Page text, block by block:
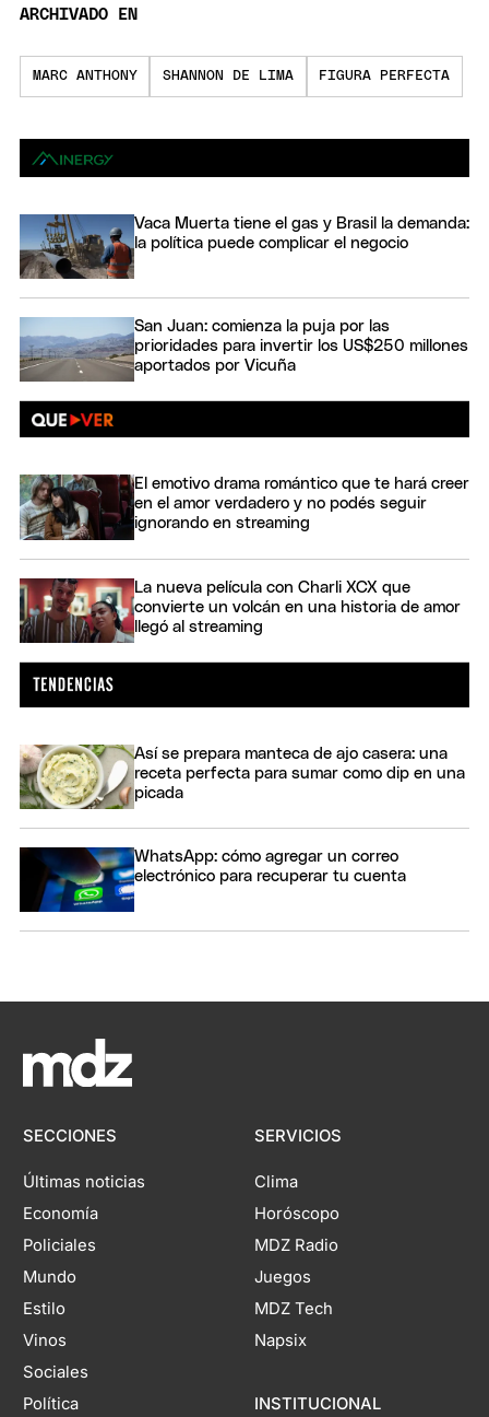
ARCHIVADO EN
MARC ANTHONY SHANNON DE LIMA FIGURA PERFECTA
Vaca Muerta tiene el gas y Brasil la demanda:
la política puede complicar el negocio
San Juan: comienza la puja por las
prioridades para invertir los US$250 millones
aportados por Vicuña
El emotivo drama romántico que te hará creer
en el amor verdadero y no podés seguir
ignorando en streaming
La nueva película con Charli XCX que
convierte un volcán en una historia de amor
llegó al streaming
Así se prepara manteca de ajo casera: una
receta perfecta para sumar como dip en una
picada
WhatsApp: cómo agregar un correo
electrónico para recuperar tu cuenta
SECCIONES
Últimas noticias
Economía
Policiales
Mundo
Estilo
Vinos
Sociales
Política
SERVICIOS
Clima
Horóscopo
MDZ Radio
Juegos
MDZ Tech
Napsix
INSTITUCIONAL